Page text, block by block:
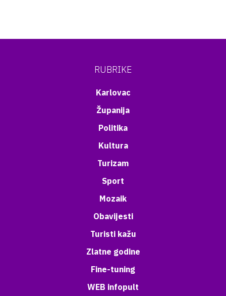
RUBRIKE
Karlovac
Županija
Politika
Kultura
Turizam
Sport
Mozaik
Obavijesti
Turisti kažu
Zlatne godine
Fine-tuning
WEB infopult